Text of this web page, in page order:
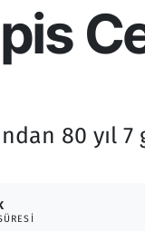
80 yıl